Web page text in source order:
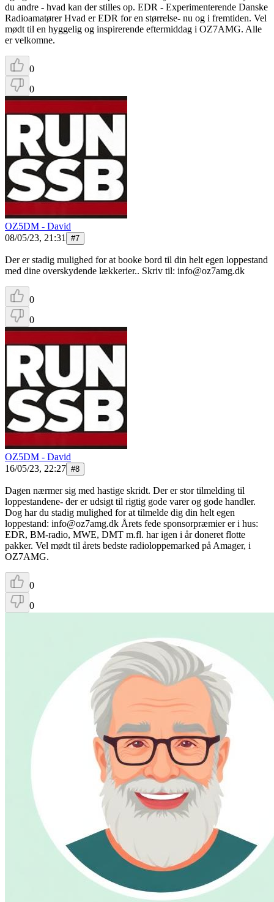
du andre - hvad kan der stilles op. EDR - Experimenterende Danske
Radioamatører Hvad er EDR for en størrelse- nu og i fremtiden. Vel
mødt til en hyggelig og inspirerende eftermiddag i OZ7AMG. Alle
er velkomne.
0
0
OZ5DM - David
08/05/23, 21:31
#7
Der er stadig mulighed for at booke bord til din helt egen loppestand
med dine overskydende lækkerier.. Skriv til: info@oz7amg.dk
0
0
OZ5DM - David
16/05/23, 22:27 #8
Dagen nærmer sig med hastige skridt. Der er stor tilmelding til
loppestandene- der er udsigt til rigtig gode varer og gode handler.
Dog har du stadig mulighed for at tilmelde dig din helt egen
loppestand: info@oz7amg.dk Årets fede sponsorpræmier er i hus:
EDR, BM-radio, MWE, DMT m.fl. har igen i år doneret flotte
pakker. Vel mødt til årets bedste radioloppemarked på Amager, i
OZ7AMG.
0
0